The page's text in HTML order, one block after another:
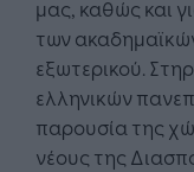
μας, καθώς και
των
εξωτερικού.
ελληνικών
παρουσία της
νέους της